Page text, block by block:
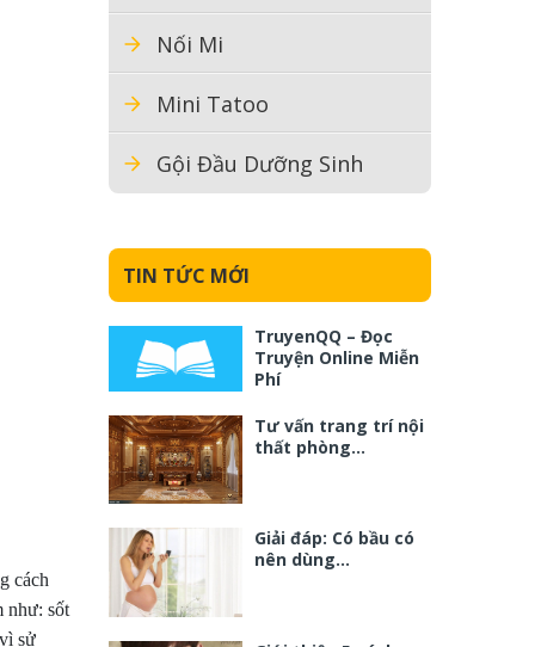
cách
như: sốt
sử
Nối Mi
Mini Tatoo
Gội Đầu Dưỡng Sinh
TIN TỨC MỚI
TruyenQQ – Đọc
Truyện Online Miễn
Phí
Tư vấn trang trí nội
thất phòng…
Giải đáp: Có bầu có
nên dùng…